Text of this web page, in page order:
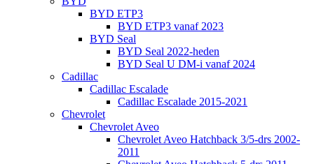
BYD ETP3
BYD ETP3 vanaf 2023
BYD Seal
BYD Seal 2022-heden
BYD Seal U DM-i vanaf 2024
Cadillac
Cadillac Escalade
Cadillac Escalade 2015-2021
Chevrolet
Chevrolet Aveo
Chevrolet Aveo Hatchback 3/5-drs 2002-
2011